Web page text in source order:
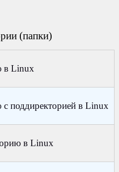
(папки)
в Linux
с поддиректорией в Linux
в Linux